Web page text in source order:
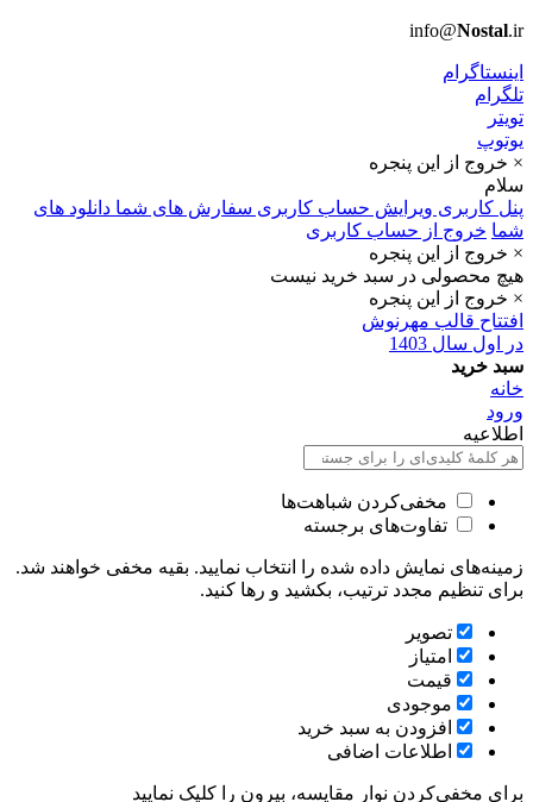
info@Nostal.ir
اینستاگرام
تلگرام
تویتر
یوتوپ
× خروج از این پنجره
سلام
پنل کاربری ویرایش حساب کاربری سفارش های شما دانلود های
شما خروج از حساب کاربری
× خروج از این پنجره
هیچ محصولی در سبد خرید نیست
× خروج از این پنجره
افتتاح قالب مهرنوش
در اول سال 1403
سبد خرید
خانه
ورود
اطلاعیه
مخفی‌کردن شباهت‌ها
تفاوت‌های برجسته
زمینه‌های نمایش داده شده را انتخاب نمایید. بقیه مخفی خواهند شد.
برای تنظیم مجدد ترتیب، بکشید و رها کنید.
تصویر
امتیاز
قيمت
موجودی
افزودن به سبد خرید
اطلاعات اضافی
برای مخفی‌کردن نوار مقایسه، بیرون را کلیک نمایید